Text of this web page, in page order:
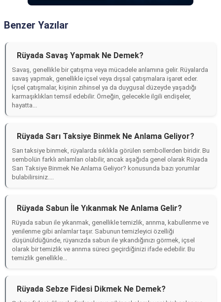
Benzer Yazılar
Rüyada Savaş Yapmak Ne Demek?
Savaş, genellikle bir çatışma veya mücadele anlamına gelir. Rüyalarda
savaş yapmak, genellikle içsel veya dışsal çatışmalara işaret eder.
İçsel çatışmalar, kişinin zihinsel ya da duygusal düzeyde yaşadığı
karmaşıklıkları temsil edebilir. Örneğin, gelecekle ilgili endişeler,
hayatta...
Rüyada Sarı Taksiye Binmek Ne Anlama Geliyor?
Sarı taksiye binmek, rüyalarda sıklıkla görülen sembollerden biridir. Bu
sembolün farklı anlamları olabilir, ancak aşağıda genel olarak Rüyada
Sarı Taksiye Binmek Ne Anlama Geliyor? konusunda bazı yorumlar
bulabilirsiniz....
Rüyada Sabun İle Yıkanmak Ne Anlama Gelir?
Rüyada sabun ile yıkanmak, genellikle temizlik, arınma, kabullenme ve
yenilenme gibi anlamlar taşır. Sabunun temizleyici özelliği
düşünüldüğünde, rüyanızda sabun ile yıkandığınızı görmek, içsel
olarak bir temizlik ve arınma süreci geçirdiğinizi ifade edebilir. Bu
temizlik genellikle...
Rüyada Sebze Fidesi Dikmek Ne Demek?